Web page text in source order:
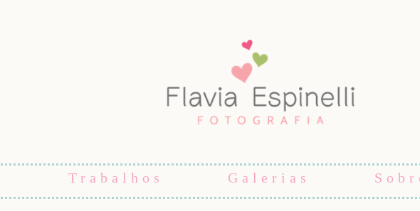
Trabalhos Galerias